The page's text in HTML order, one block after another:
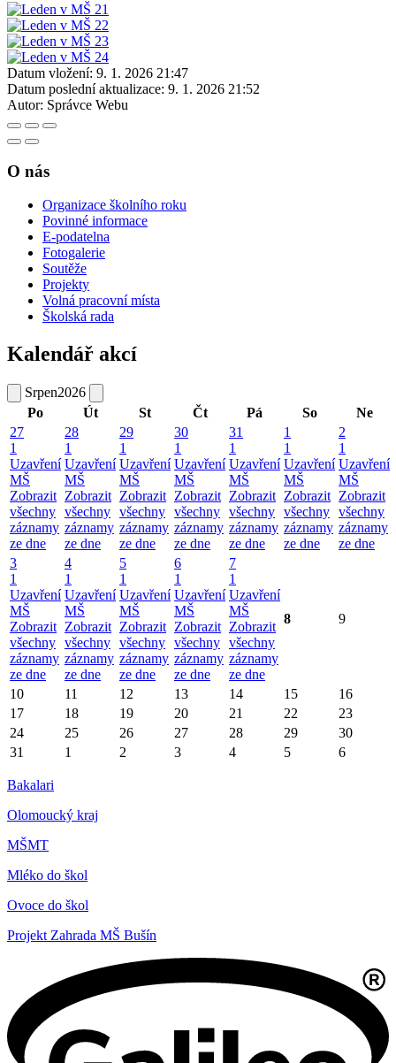
Datum vložení: 9. 1. 2026 21:47
Datum poslední aktualizace: 9. 1. 2026 21:52
Autor: Správce Webu
O nás
Organizace školního roku
Povinné informace
E-podatelna
Fotogalerie
Soutěže
Projekty
Volná pracovní místa
Školská rada
Kalendář akcí
Srpen2026
Po
Út St Čt Pá So
Ne
27
1
Uzavření
MŠ
Zobrazit
všechny
záznamy
ze dne
28
1
Uzavření
MŠ
Zobrazit
všechny
záznamy
ze dne
29
1
Uzavření
MŠ
Zobrazit
všechny
záznamy
ze dne
30
1
Uzavření
MŠ
Zobrazit
všechny
záznamy
ze dne
31
1
Uzavření
MŠ
Zobrazit
všechny
záznamy
ze dne
1
1
Uzavření
MŠ
Zobrazit
všechny
záznamy
ze dne
2
1
Uzavření
MŠ
Zobrazit
všechny
záznamy
ze dne
3
1
Uzavření
MŠ
Zobrazit
všechny
záznamy
ze dne
4
1
Uzavření
MŠ
Zobrazit
všechny
záznamy
ze dne
5
1
Uzavření
MŠ
Zobrazit
všechny
záznamy
ze dne
6
1
Uzavření
MŠ
Zobrazit
všechny
záznamy
ze dne
7
1
Uzavření
MŠ
Zobrazit
všechny
záznamy
ze dne
8 9
10 11 12 13 14 15
16
17
18 19 20 21 22
23
24
25 26 27 28 29
30
31
1 2 3 4 5 6
Bakalari
Olomoucký kraj
MŠMT
Mléko do škol
Ovoce do škol
Projekt Zahrada MŠ Bušín